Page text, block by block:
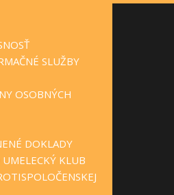
SLUŽBY
OSOBNÝCH
DOKLADY
KLUB